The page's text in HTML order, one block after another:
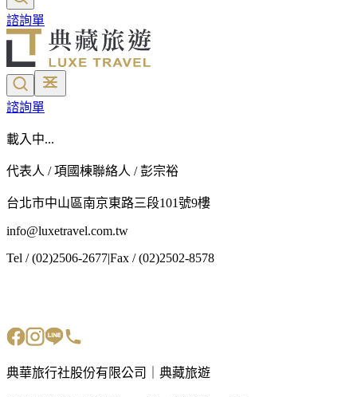
諮詢單
諮詢單
載入中...
代表人 / 項國棟聯絡人 / 彭宗裕
台北市中山區南京東路三段101號9樓
info@luxetravel.com.tw
Tel / (02)2506-2677|Fax / (02)2502-8578
典華旅行社股份有限公司｜典藏旅遊